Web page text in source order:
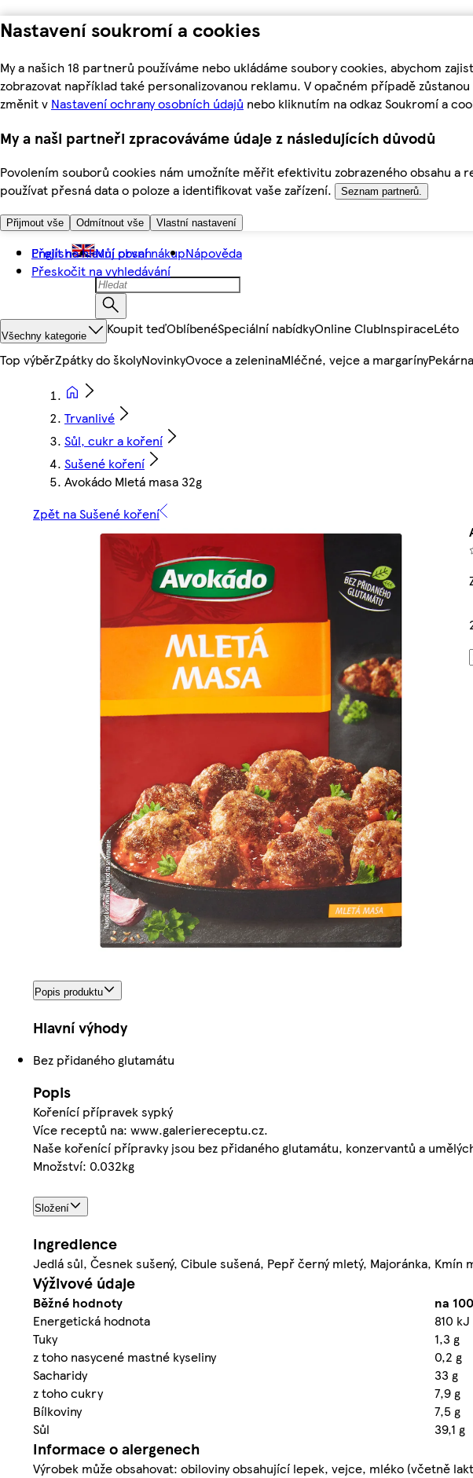
Nastavení soukromí a cookies
My a našich 18 partnerů používáme nebo ukládáme soubory cookies, abychom
zobrazovat například také personalizovanou reklamu. V opačném případě
změnit v Nastavení ochrany osobních údajů nebo kliknutím na odkaz Soukromí a
My a naši partneři zpracováváme údaje z následujících důvodů
Povolením souborů cookies nám umožníte měřit efektivitu zobrazeného obsahu
používat přesná data o poloze a identifikovat vaše zařízení.
Seznam partnerů.
Přijmout vše Odmítnout vše Vlastní nastavení
Přejít na hlavní obsah
Přeskočit na vyhledávání
English Můj první nákupNápověda
Všechny kategorie Koupit teďOblíbenéSpeciální nabídkyOnline ClubInspiraceLéto
Top výběrZpátky do školyNovinkyOvoce a zeleninaMléčné, vejce a margarínyPekárna
Trvanlivé
Sůl, cukr a koření
Sušené koření
Avokádo Mletá masa 32g
Zpět na Sušené koření
Popis produktu
Hlavní výhody
Bez přidaného glutamátu
Popis
Kořenící přípravek sypký
Více receptů na: www.galeriereceptu.cz.
Naše kořenící přípravky jsou bez přidaného glutamátu, konzervantů a
Množství: 0.032kg
Složení
Ingredience
Jedlá sůl, Česnek sušený, Cibule sušená, Pepř černý mletý, Majoránka, Kmín
Výživové údaje
Běžné hodnoty
na
Energetická hodnota
810
Tuky
1,3 g
z toho nasycené mastné kyseliny
0,2 g
Sacharidy
33 g
z toho cukry
7,9 g
Bílkoviny
7,5 g
Sůl
39,1 g
Informace o alergenech
Výrobek může obsahovat: obiloviny obsahující lepek, vejce, mléko (včetně